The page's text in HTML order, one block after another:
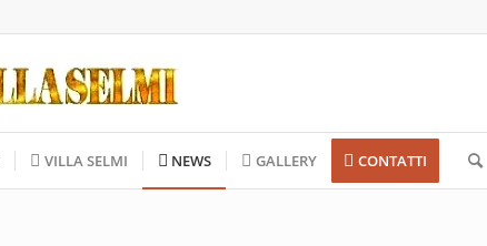
VILLA SELMI NEWS GALLERY CONTATTI